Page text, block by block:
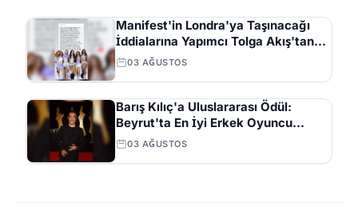
Manifest'in Londra'ya Taşınacağı
İddialarına Yapımcı Tolga Akış'tan
Açıklama
03 AĞUSTOS
Barış Kılıç'a Uluslararası Ödül:
Beyrut'ta En İyi Erkek Oyuncu
Seçildi
03 AĞUSTOS